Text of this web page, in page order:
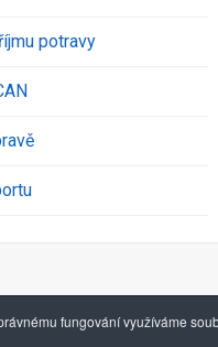
potravy
fungování využíváme